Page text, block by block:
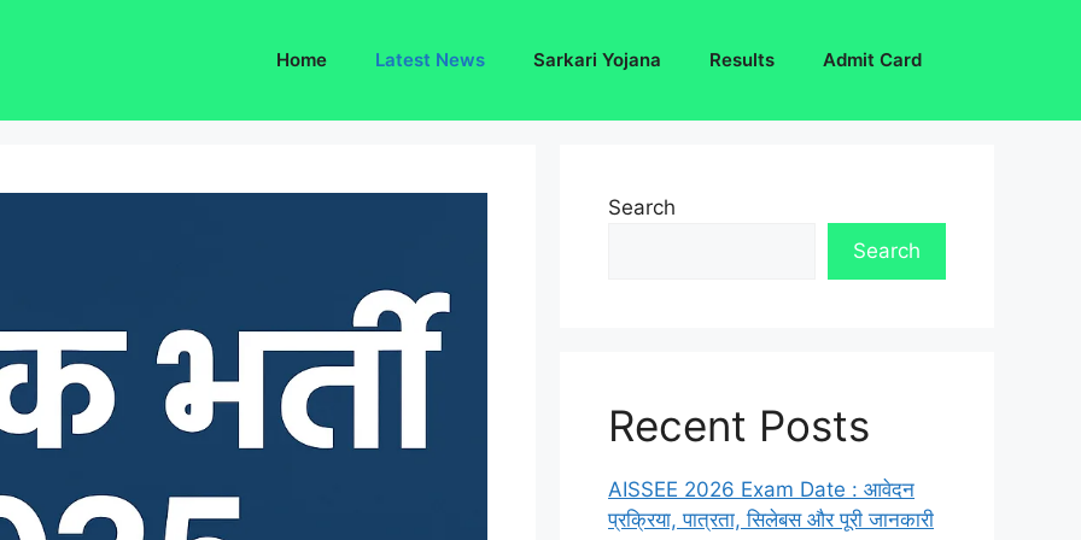
Home Latest News Sarkari Yojana Results Admit Card
Search
Search
Recent Posts
AISSEE 2026 Exam Date : आवेदन
प्रक्रिया, पात्रता, सिलेबस और पूरी जानकारी